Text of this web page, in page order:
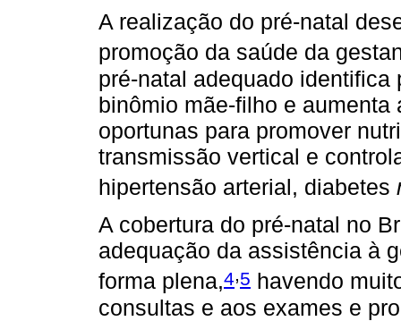
A realização do pré-natal
promoção da saúde da
pré-natal adequado
binômio mãe-filho e
oportunas para promover
transmissão vertical e
hipertensão arterial, diabetes
A cobertura do pré-natal no
adequação da assistência à
forma plena,4,5 havendo
consultas e aos exames e